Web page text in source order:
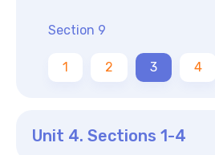
Section 9
1 2 3 4
Unit 4. Sections 1-4